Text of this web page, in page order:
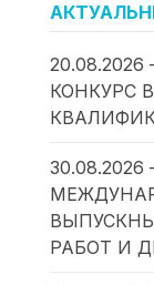
КОНКУРС
РАБОТ И